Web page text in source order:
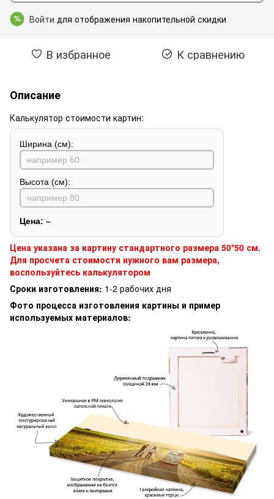
% Войти для отображения накопительной скидки
В избранное К сравнению
Описание
Калькулятор стоимости картин:
Ширина (см):
Высота (см):
Цена: –
Цена указана за картину стандартного размера 50*50 см.
Для просчета стоимости нужного вам размера,
воспользуйтесь калькулятором
Сроки изготовления: 1-2 рабочих дня
Фото процесса изготовления картины и пример
используемых материалов: